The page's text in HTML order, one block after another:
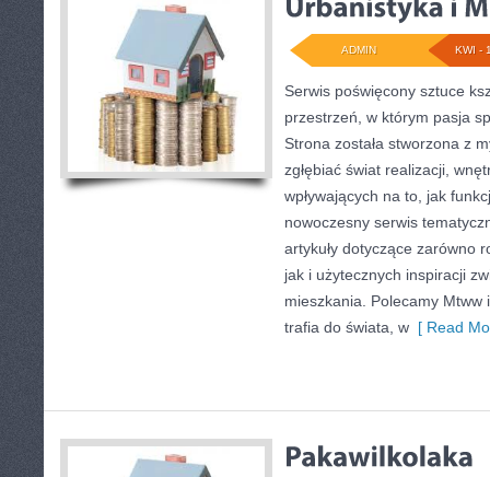
KWI -
ADMIN
Serwis poświęcony sztuce
przestrzeń, w którym pasja
Strona została stworzona z
zgłębiać świat realizacji,
wpływających na to, jak
nowoczesny serwis
artykuły dotyczące zarówno
jak i użytecznych inspiracji
mieszkania. Polecamy Mtww
trafia do świata, w [ Read